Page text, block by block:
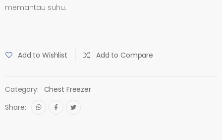
memantau suhu.
Add to Wishlist Add to Compare
Category: Chest Freezer
Share: